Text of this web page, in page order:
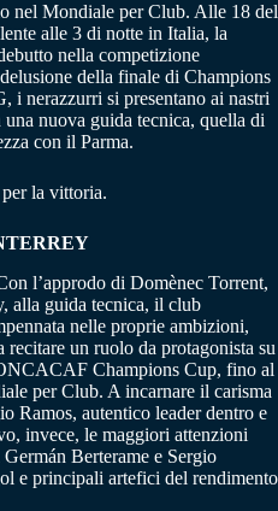
nel Mondiale per Club. Alle 18 del
alle 3 di notte in Italia, la
nella competizione
della finale di Champions
i nerazzurri si presentano ai nastri
nuova guida tecnica, quella di
con il Parma.
la vittoria.
l’approdo di Domènec Torrent,
alla guida tecnica, il club
nelle proprie ambizioni,
un ruolo da protagonista su
Champions Cup, fino al
per Club. A incarnare il carisma
Ramos, autentico leader dentro e
invece, le maggiori attenzioni
Berterame e Sergio
e principali artefici del rendimento